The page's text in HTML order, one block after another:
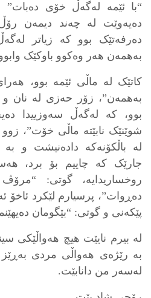
“با ئێمە لەگەڵ خۆی
دەیەوێت لە چەند دیمەن
دەرفەتێک بوو کە زیاتر لەگەڵ
بەهمەن هەر وەکوو باوکێک
کاتێک لە ماڵی ئێمە بوو،
بەهمەن”، زۆر حەزی لە نان و
بوو، کە لەگەڵ سەوزییدا
شوێنێک نابێتە ماڵی خۆت”،
لە باڵکۆنەکە دادەنیشت و
جارێک کە چاییم بۆ برد،
روخساریدایە، گوتی:
دەڕوات”، پرسیارم لێکرد ئاخۆ
پێکەنی و گوتی: “بێگومان
لە بیرم نایێت هیچ هەواڵێکی
بە رێژەی هەواڵی مردی
لەسەر من دانابێت.